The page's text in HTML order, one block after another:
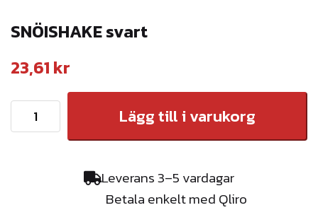
h
SNÖISHAKE svart
23,61 kr
N
Lägg till i varukorg
Leverans 3–5 vardagar
Betala enkelt med Qliro